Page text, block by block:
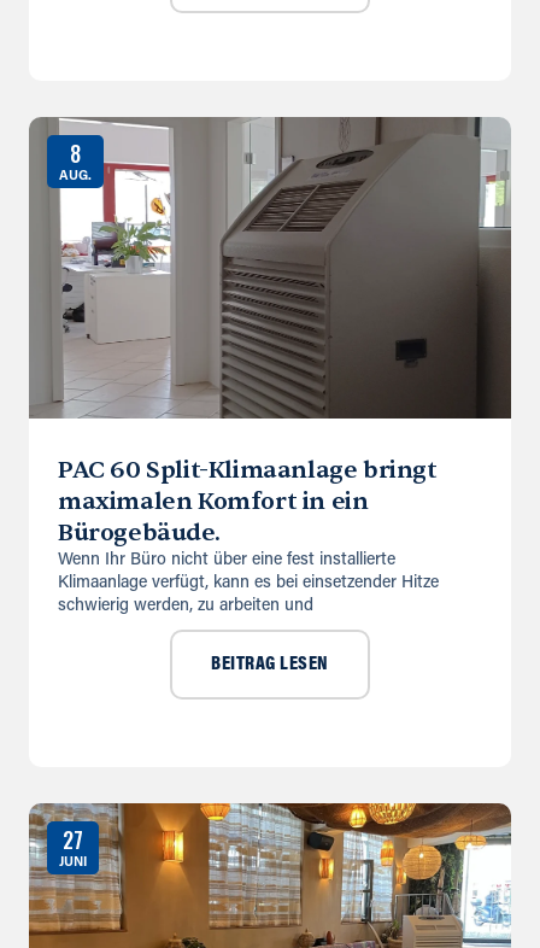
8
AUG.
PAC 60 Split-Klimaanlage bringt
maximalen Komfort in ein
Bürogebäude.
Wenn Ihr Büro nicht über eine fest installierte
Klimaanlage verfügt, kann es bei einsetzender Hitze
schwierig werden, zu arbeiten und
BEITRAG LESEN
27
JUNI